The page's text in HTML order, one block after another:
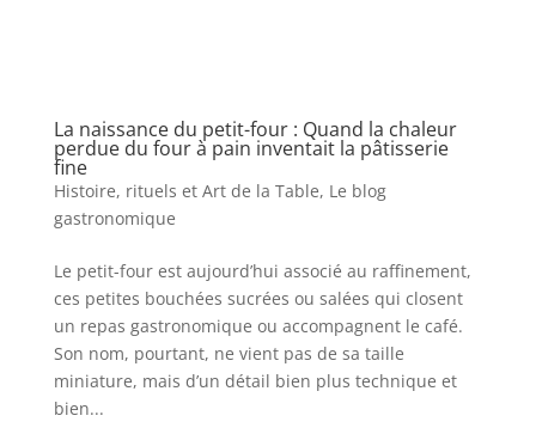
La naissance du petit-four : Quand la chaleur
perdue du four à pain inventait la pâtisserie
fine
Histoire, rituels et Art de la Table, Le blog
gastronomique
Le petit-four est aujourd’hui associé au raffinement,
ces petites bouchées sucrées ou salées qui closent
un repas gastronomique ou accompagnent le café.
Son nom, pourtant, ne vient pas de sa taille
miniature, mais d’un détail bien plus technique et
bien...